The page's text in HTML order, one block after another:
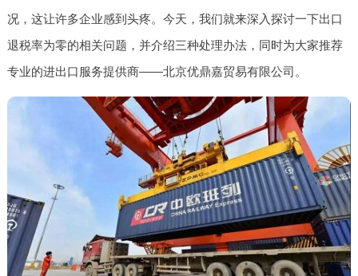
况，这让许多企业感到头疼。今天，我们就来深入探讨一下出口
退税率为零的相关问题，并介绍三种处理办法，同时为大家推荐
专业的进出口服务提供商——北京优鼎嘉贸易有限公司。